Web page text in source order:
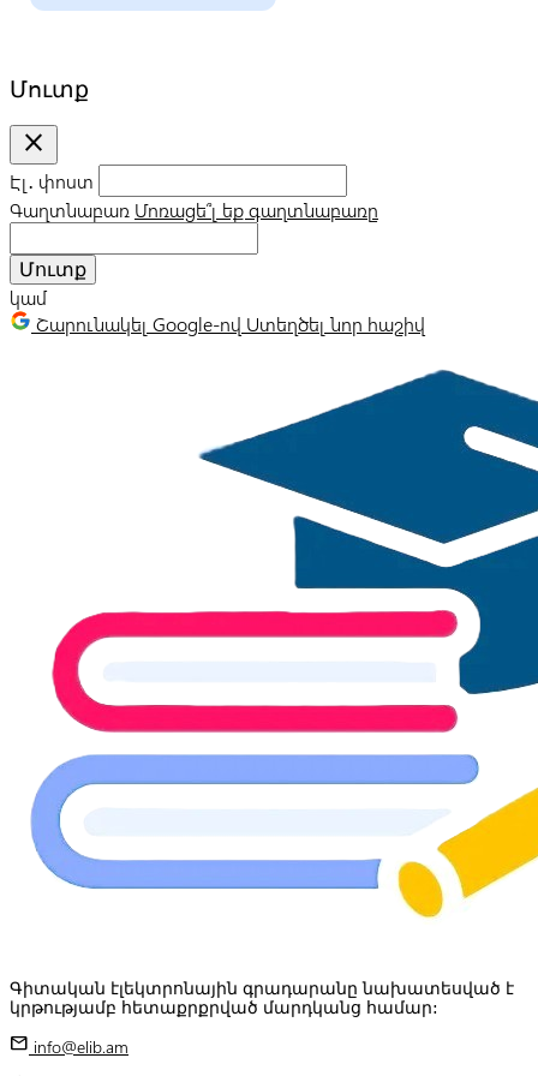
Մուտք
close
Էլ․ փոստ
Գաղտնաբառ Մոռացե՞լ եք գաղտնաբառը
Մուտք
կամ
Շարունակել Google-ով Ստեղծել նոր հաշիվ
Գիտական էլեկտրոնային գրադարանը նախատեսված է
կրթությամբ հետաքրքրված մարդկանց համար:
mail info@elib.am